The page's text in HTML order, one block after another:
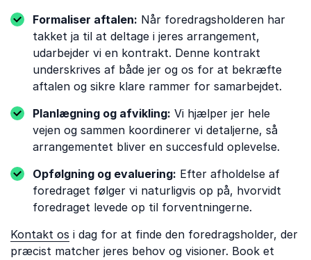
Formaliser aftalen: Når foredragsholderen har
takket ja til at deltage i jeres arrangement,
udarbejder vi en kontrakt. Denne kontrakt
underskrives af både jer og os for at bekræfte
aftalen og sikre klare rammer for samarbejdet.
Planlægning og afvikling: Vi hjælper jer hele
vejen og sammen koordinerer vi detaljerne, så
arrangementet bliver en succesfuld oplevelse.
Opfølgning og evaluering: Efter afholdelse af
foredraget følger vi naturligvis op på, hvorvidt
foredraget levede op til forventningerne.
Kontakt os i dag for at finde den foredragsholder, der
præcist matcher jeres behov og visioner. Book et